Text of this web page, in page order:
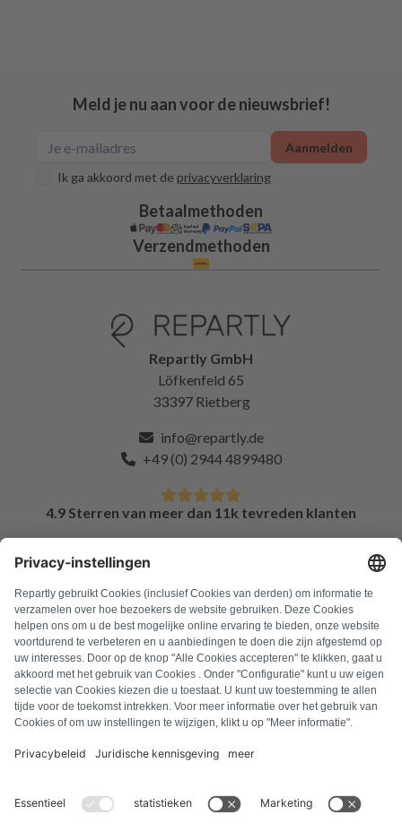
Meld je nu aan voor de nieuwsbrief!
Ik ga akkoord met de privacyverklaring
Aanmelden
Betaalmethoden
Verzendmethoden
Repartly GmbH
Löfkenfeld 65
33397 Rietberg
info@repartly.de
+49 (0) 2944 4899480
4.9 Sterren van meer dan 11k tevreden klanten
FAQ
Alle foutcodes
Over ons
Druk op
Colofon
Algemene voorwaarden
Cookiebeleid